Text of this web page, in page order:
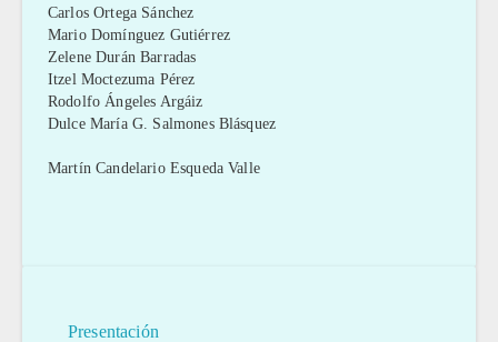
Carlos Ortega Sánchez
Mario Domínguez Gutiérrez
Zelene Durán Barradas
Itzel Moctezuma Pérez
Rodolfo Ángeles Argáiz
Dulce María G. Salmones Blásquez
Martín Candelario Esqueda Valle
Presentación